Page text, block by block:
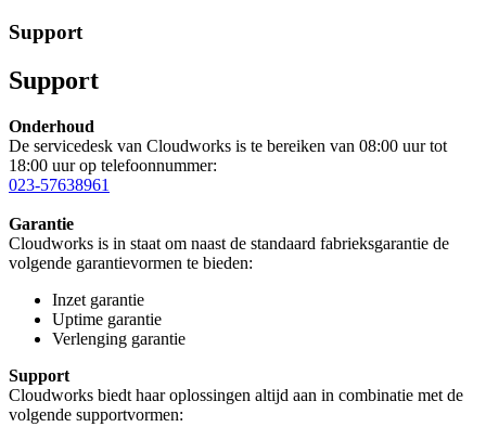
Support
Support
Onderhoud
De servicedesk van Cloudworks is te bereiken van 08:00 uur tot
18:00 uur op telefoonnummer:
023-57638961
Garantie
Cloudworks is in staat om naast de standaard fabrieksgarantie de
volgende garantievormen te bieden:
Inzet garantie
Uptime garantie
Verlenging garantie
Support
Cloudworks biedt haar oplossingen altijd aan in combinatie met de
volgende supportvormen: